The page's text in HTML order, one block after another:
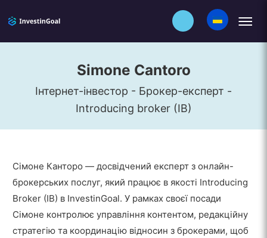
Simone Cantoro
Інтернет-інвестор - Брокер-експерт -
Introducing broker (IB)
Сімоне Канторо — досвідчений експерт з онлайн-
брокерських послуг, який працює в якості Introducing
Broker (IB) в InvestinGoal. У рамках своєї посади
Сімоне контролює управління контентом, редакційну
стратегію та координацію відносин з брокерами, щоб